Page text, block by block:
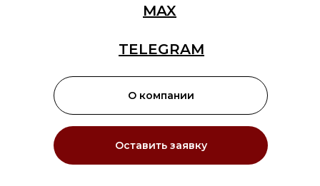
Оставить заявку
О компании
MAX
TELEGRAM